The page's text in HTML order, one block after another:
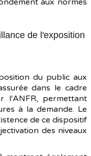
aux normes
de l'exposition
du public aux
dans le cadre
l'ANFR, permettant
à la demande. Le
de ce dispositif
des niveaux